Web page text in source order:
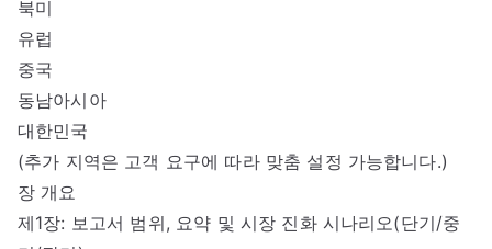
북미
유럽
중국
동남아시아
대한민국
(추가 지역은 고객 요구에 따라 맞춤 설정 가능합니다.)
장 개요
제1장: 보고서 범위, 요약 및 시장 진화 시나리오(단기/중